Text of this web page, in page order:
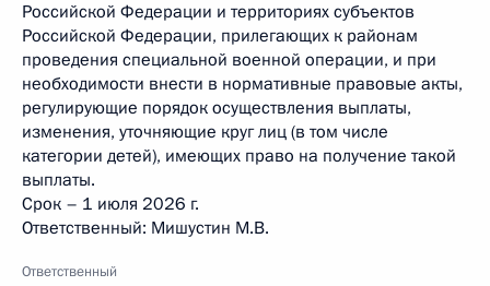
Российской Федерации и территориях субъектов
Российской Федерации, прилегающих к районам
проведения специальной военной операции, и при
необходимости внести в нормативные правовые акты,
регулирующие порядок осуществления выплаты,
изменения, уточняющие круг лиц (в том числе
категории детей), имеющих право на получение такой
выплаты.
Срок – 1 июля 2026 г.
Ответственный: Мишустин М.В.
Ответственный